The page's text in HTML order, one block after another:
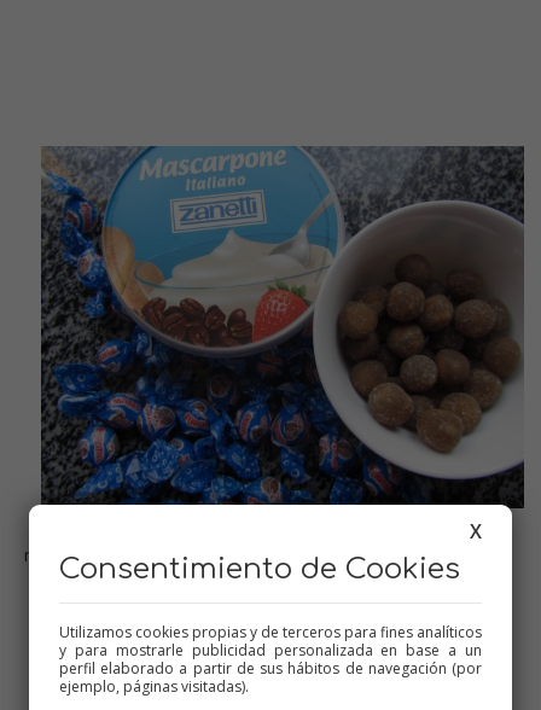
mascarpone y pikotas de Coca-Cola
X
Consentimiento de Cookies
Utilizamos cookies propias y de terceros para fines analíticos
y para mostrarle publicidad personalizada en base a un
perfil elaborado a partir de sus hábitos de navegación (por
ejemplo, páginas visitadas).